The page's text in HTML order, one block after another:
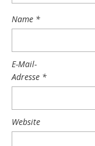
Name *
E-Mail-
Adresse *
Website